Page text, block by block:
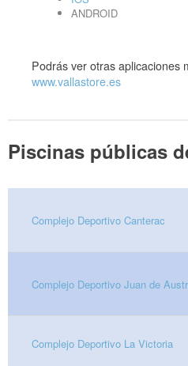
ANDROID
Podrás ver otras aplicaciones
www.vallastore.es
Piscinas públicas
Complejo Deportivo Canterac
Complejo Deportivo Juan de
Complejo Deportivo La Victoria